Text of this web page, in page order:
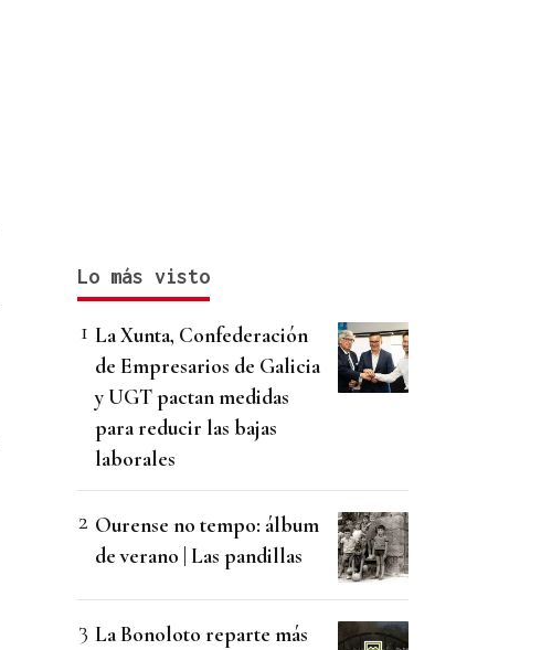
Lo más visto
La Xunta, Confederación
de Empresarios de Galicia
y UGT pactan medidas
para reducir las bajas
laborales
Ourense no tempo: álbum
de verano | Las pandillas
La Bonoloto reparte más